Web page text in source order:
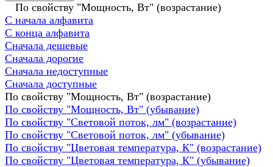
По свойству "Мощность, Вт" (возрастание)
С начала алфавита
С конца алфавита
Сначала дешевые
Сначала дорогие
Сначала недоступные
Сначала доступные
По свойству "Мощность, Вт" (возрастание)
По свойству "Мощность, Вт" (убывание)
По свойству "Световой поток, лм" (возрастание)
По свойству "Световой поток, лм" (убывание)
По свойству "Цветовая температура, К" (возрастание)
По свойству "Цветовая температура, К" (убывание)